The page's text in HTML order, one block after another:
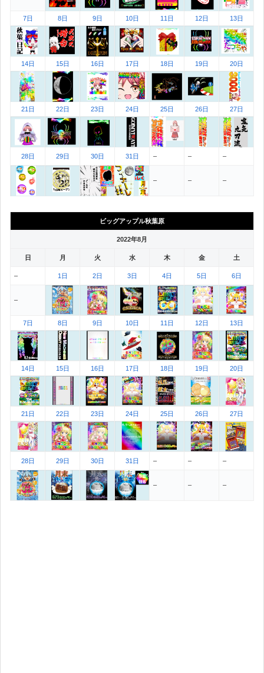
7日 8日 9日 10日 11日 12日 13日
14日 15日 16日 17日 18日 19日 20日
21日 22日 23日 24日 25日 26日 27日
28日 29日 30日 31日 – – –
– – –
ビッグアップル秋葉原
2022年8月
日 月 火 水 木 金 土
– 1日 2日 3日 4日 5日 6日
–
7日 8日 9日 10日 11日 12日 13日
14日 15日 16日 17日 18日 19日 20日
21日 22日 23日 24日 25日 26日 27日
28日 29日 30日 31日 – – –
– – –